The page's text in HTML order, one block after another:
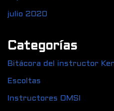
julio 2020
Categorías
Bitácora del instructor
Escoltas
Instructores OMSI